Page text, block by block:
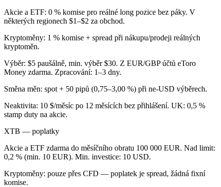
Akcie a ETF: 0 % komise pro reálné long pozice bez páky. V
některých regionech $1–$2 za obchod.
Kryptoměny: 1 % komise + spread při nákupu/prodeji reálných
kryptoměn.
Výběr: $5 paušálně, min. výběr $30. Z EUR/GBP účtů eToro
Money zdarma. Zpracování: 1–3 dny.
Směna měn: spot + 50 pipů (0,75–3,00 %) při ne-USD výběrech.
Neaktivita: 10 $/měsíc po 12 měsících bez přihlášení. UK: 0,5 %
stamp duty na akcie.
XTB — poplatky
Akcie a ETF zdarma do měsíčního obratu 100 000 EUR. Nad limit:
0,2 % (min. 10 EUR). Min. investice: 10 USD.
Kryptoměny: pouze přes CFD — poplatek je spread, žádná fixní
komise.